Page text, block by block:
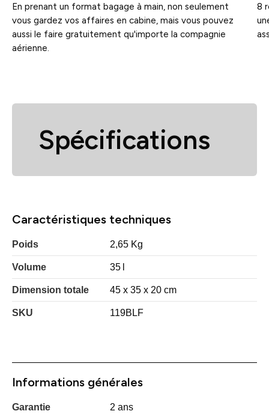
En prenant un format bagage à main, non seulement
vous gardez vos affaires en cabine, mais vous pouvez
aussi le faire gratuitement qu'importe la compagnie
aérienne.
8
Spécifications
Caractéristiques techniques
Poids 2,65 Kg
Volume 35
Dimension totale 45 x 35 x 20 cm
SKU 119BLF
Informations générales
Garantie 2 ans